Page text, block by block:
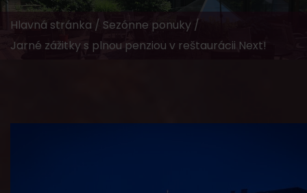
Hlavná stránka / Sezónne ponuky /
Jarné zážitky s plnou penziou v reštaurácii Next!